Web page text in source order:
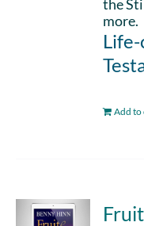
the
more.
Add to